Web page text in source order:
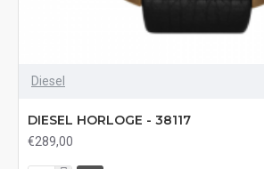
Diesel
DIESEL HORLOGE - 38117
€289,00